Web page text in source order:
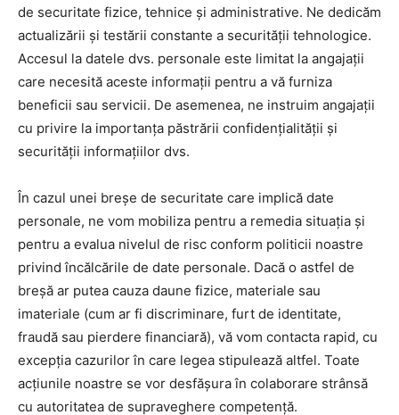
de securitate fizice, tehnice și administrative. Ne dedicăm
actualizării și testării constante a securității tehnologice.
Accesul la datele dvs. personale este limitat la angajații
care necesită aceste informații pentru a vă furniza
beneficii sau servicii. De asemenea, ne instruim angajații
cu privire la importanța păstrării confidențialității și
securității informațiilor dvs.
În cazul unei breșe de securitate care implică date
personale, ne vom mobiliza pentru a remedia situația și
pentru a evalua nivelul de risc conform politicii noastre
privind încălcările de date personale. Dacă o astfel de
breșă ar putea cauza daune fizice, materiale sau
imateriale (cum ar fi discriminare, furt de identitate,
fraudă sau pierdere financiară), vă vom contacta rapid, cu
excepția cazurilor în care legea stipulează altfel. Toate
acțiunile noastre se vor desfășura în colaborare strânsă
cu autoritatea de supraveghere competență.